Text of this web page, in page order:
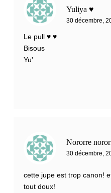
Yuliya ♥
30 décembre,
Le pull ♥ ♥
Bisous
Yu'
Nororre
30 décembre,
cette jupe est trop canon!
tout doux!